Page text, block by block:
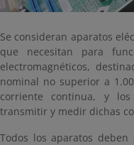
Se consideran aparatos
que necesitan para
electromagnéticos,
nominal no superior a
corriente continua, y los
transmitir y medir dichas
Todos los aparatos